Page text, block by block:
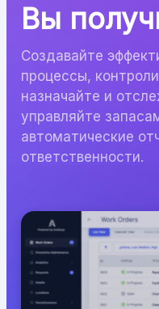
Вы
Создавайте
процессы,
назначайте и
управляйте
автоматические
ответственности.